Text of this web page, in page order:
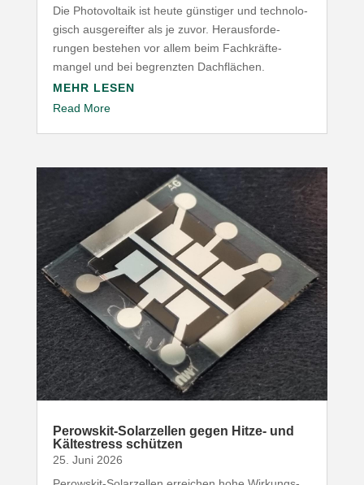
Die Photo­voltaik ist heute günstiger und tech­no­lo­
gisch ausge­reifter als je zuvor. Heraus­for­de­
rungen bestehen vor allem beim Fach­kräf­te­
mangel und bei begrenzten Dachflächen.
MEHR LESEN
Read More
Perowskit-​Solarzellen gegen Hitze- und
Kälte­stress schützen
25. Juni 2026